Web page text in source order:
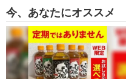
今、あなたにオススメ